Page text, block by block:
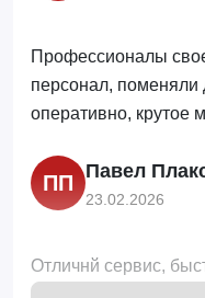
Профессионалы
персонал, поменяли
оперативно, крутое
ПП Павел
23.02.2026
Отличнй сервис,